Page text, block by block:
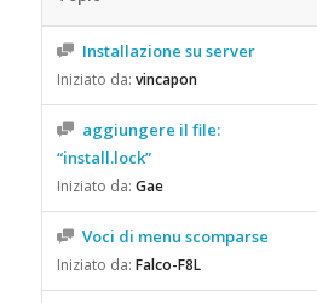
Installazione su server
Iniziato da: vincapon
aggiungere il file:
“install.lock”
Iniziato da: Gae
Voci di menu scomparse
Iniziato da: Falco-F8L